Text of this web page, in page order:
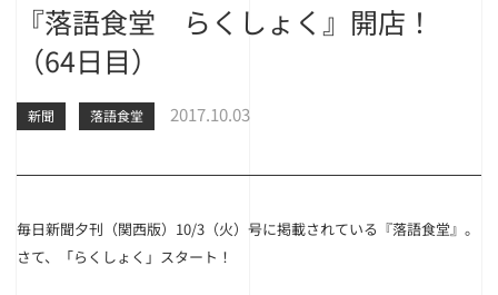
『落語食堂 らくしょく』開店！
（64日目）
新聞 落語食堂 2017.10.03
毎日新聞夕刊（関西版）10/3（火）号に掲載されている『落語食堂』。
さて、「らくしょく」スタート！